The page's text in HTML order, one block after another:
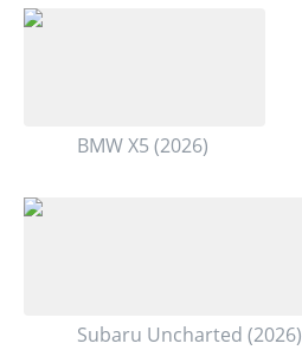
BMW X5 (2026)
Subaru Uncharted (2026)